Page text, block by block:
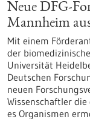
Neue DFG-
Mannheim
Mit einem
der
Universität
Deutschen
neuen
Wissenschaftler
es Organismen